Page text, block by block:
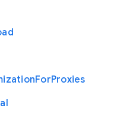
ForProxies